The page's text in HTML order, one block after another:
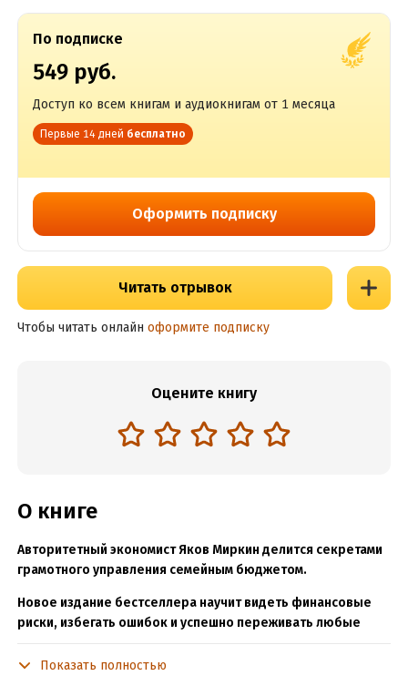
По подписке
549 руб.
Доступ ко всем книгам и аудиокнигам от 1 месяца
Первые 14 дней бесплатно
Оформить подписку
Читать отрывок
Чтобы читать онлайн оформите подписку
Оцените книгу
О книге
Авторитетный экономист Яков Миркин делится секретами
грамотного управления семейным бюджетом.
Новое издание бестселлера научит видеть финансовые
риски, избегать ошибок и успешно переживать любые
Показать полностью